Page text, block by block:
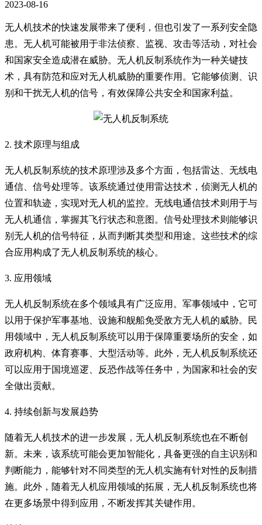
2023-08-16
无人机技术的快速发展带来了便利，但也引发了一系列安全隐
患。无人机可能被用于非法侦察、监视、攻击等活动，对社会
和国家安全造成潜在威胁。无人机反制系统作为一种关键技
术，具有防范和应对无人机威胁的重要作用。它能够侦测、识
别和干扰无人机的信号，有效保障公共安全和国家利益。
2. 技术原理与组成
无人机反制系统的技术原理涉及多个方面，包括雷达、无线电
通信、信号处理等。该系统通过使用雷达技术，侦测无人机的
位置和轨迹，实现对无人机的监控。无线电通信技术则用于与
无人机通信，掌握其飞行状态和意图。信号处理技术则能够识
别无人机的信号特征，从而判断其类型和用途。这些技术的综
合应用构成了无人机反制系统的核心。
3. 应用领域
无人机反制系统在多个领域具有广泛应用。军事领域中，它可
以用于保护军事基地、设施和舰船免受敌方无人机的威胁。民
用领域中，无人机反制系统可以用于保障重要场所的安全，如
政府机构、体育赛事、大型活动等。此外，无人机反制系统还
可以应用于国境巡逻、反恐作战等任务中，为国家和社会的安
全做出贡献。
4. 持续创新与发展趋势
随着无人机技术的进一步发展，无人机反制系统也在不断创
新。未来，该系统可能会更加智能化，具备更强的自主识别和
判断能力，能够针对不同类型的无人机实施有针对性的反制措
施。此外，随着无人机应用领域的拓展，无人机反制系统也将
在更多场景中得到应用，不断发挥其关键作用。